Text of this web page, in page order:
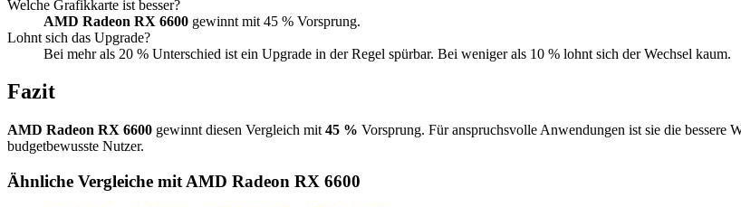
Welche Grafikkarte ist besser?
AMD Radeon RX 6600 gewinnt mit 45 % Vorsprung.
Lohnt sich das Upgrade?
Bei mehr als 20 % Unterschied ist ein Upgrade in der Regel spürbar. Bei weniger als 10 % lohnt sich der Wechsel kaum.
Fazit
AMD Radeon RX 6600 gewinnt diesen Vergleich mit 45 % Vorsprung. Für anspruchsvolle Anwendungen ist sie die bessere
budgetbewusste Nutzer.
Ähnliche Vergleiche mit AMD Radeon RX 6600